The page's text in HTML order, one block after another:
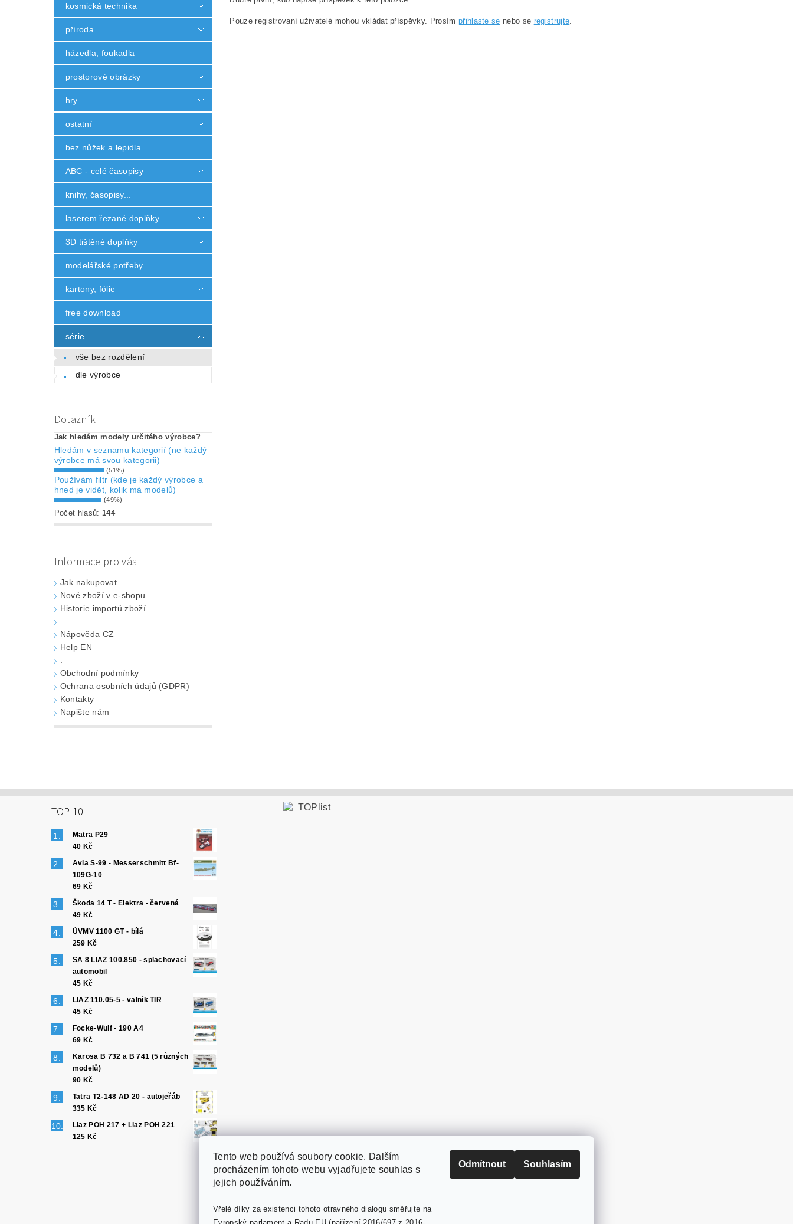
kosmická technika
příroda
házedla, foukadla
prostorové obrázky
hry
ostatní
bez nůžek a lepidla
ABC - celé časopisy
knihy, časopisy...
laserem řezané doplňky
3D tištěné doplňky
modelářské potřeby
kartony, fólie
free download
série
vše bez rozdělení
dle výrobce
Dotazník
Jak hledám modely určitého výrobce?
Hledám v seznamu kategorií (ne každý
výrobce má svou kategorii)
(51%)
Používám filtr (kde je každý výrobce a
hned je vidět, kolik má modelů)
(49%)
Počet hlasů: 144
Informace pro vás
Jak nakupovat
Nové zboží v e-shopu
Historie importů zboží
Nápověda CZ
Help EN
Obchodní podmínky
Ochrana osobních údajů (GDPR)
Kontakty
Napište nám
Pouze registrovaní uživatelé mohou vkládat příspěvky. Prosím přihlaste se nebo se registrujte.
TOP 10
Matra P29
40 Kč
Avia S-99 - Messerschmitt Bf-
109G-10
69 Kč
Škoda 14 T - Elektra - červená
49 Kč
ÚVMV 1100 GT - bílá
259 Kč
SA 8 LIAZ 100.850 - splachovací
automobil
45 Kč
LIAZ 110.05-5 - valník TIR
45 Kč
Focke-Wulf - 190 A4
69 Kč
Karosa B 732 a B 741 (5 různých
modelů)
90 Kč
Tatra T2-148 AD 20 - autojeřáb
335 Kč
Liaz POH 217 + Liaz POH 221
125 Kč
PaperModel.cz
Tento web používá soubory cookie. Dalším
procházením tohoto webu vyjadřujete souhlas s
jejich používáním.
Vřelé díky za existenci tohoto otravného dialogu směřujte na
Odmítnout Souhlasím